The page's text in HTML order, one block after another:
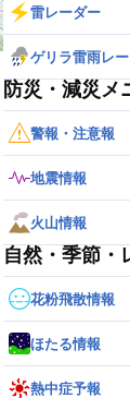
雷レーダー
ゲリラ雷雨レ
防災・減災メ
警報・注意報
地震情報
火山情報
自然・季節・
花粉飛散情報
ほたる情報
熱中症予報